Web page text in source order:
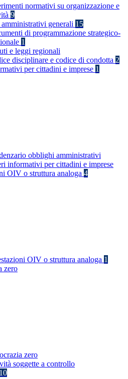
normativi su organizzazione e
9
generali 15
di programmazione strategico-
1
e leggi regionali
disciplinare e codice di condotta 2
per cittadini e imprese 1
obblighi amministrativi
informativi per cittadini e imprese
OIV o struttura analoga 4
OIV o struttura analoga 1
zero
zero
soggette a controllo
10